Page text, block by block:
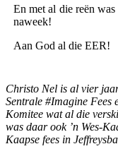
En met al die reën
naweek!
Aan God al die EER!
Christo Nel is al vier
Sentrale #Imagine Fees
Komitee wat al die
was daar ook ’n Wes-
Kaapse fees in